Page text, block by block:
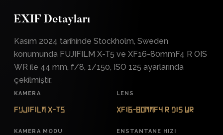
EXIF Detayları
Kasım 2024 tarihinde Stockholm, Sweden
konumunda FUJIFILM X-T5 ve XF16-80mmF4 R OIS
WR ile 44 mm, f/8, 1/150, ISO 125 ayarlarında
çekilmiştir.
KAMERA
FUJIFILM X-T5
LENS
XF16-80mmF4 R OIS WR
KAMERA MODU ENSTANTANE HIZI